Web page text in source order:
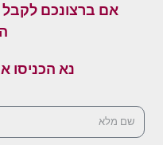
אם ברצונכם לקבל
נא הכניסו